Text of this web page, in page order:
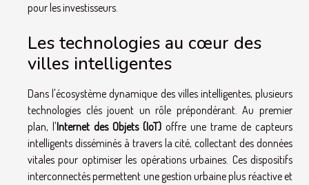
pour les investisseurs.
Les technologies au cœur des
villes intelligentes
Dans l'écosystème dynamique des villes intelligentes, plusieurs
technologies clés jouent un rôle prépondérant. Au premier
plan, l'Internet des Objets (IoT) offre une trame de capteurs
intelligents disséminés à travers la cité, collectant des données
vitales pour optimiser les opérations urbaines. Ces dispositifs
interconnectés permettent une gestion urbaine plus réactive et